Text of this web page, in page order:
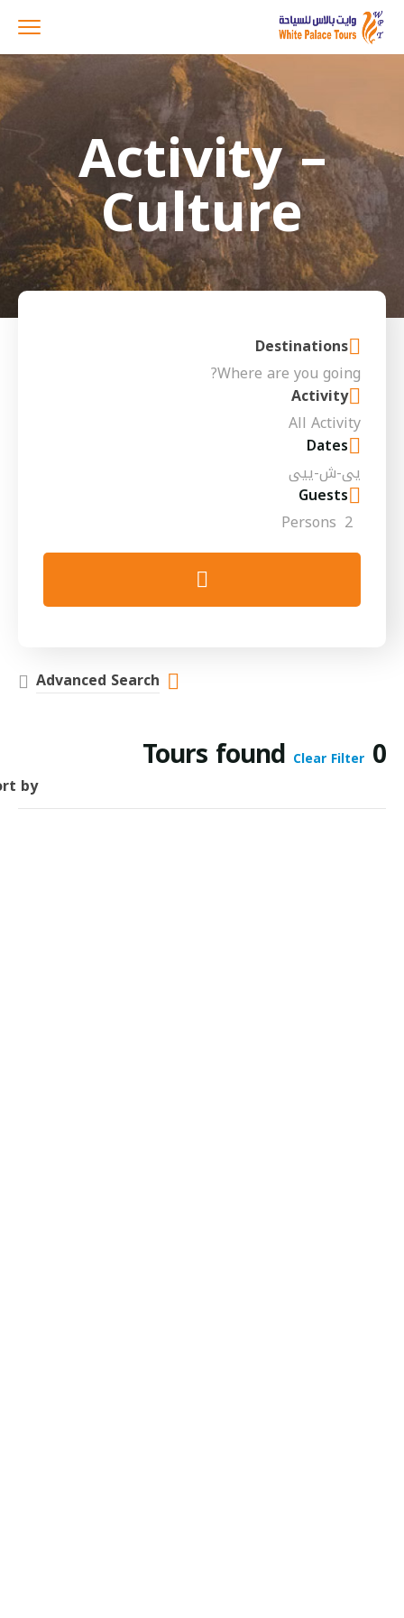
Activity –
Culture
Destinations
Activity
Dates
Guests
2
Persons
Advanced Search
0
Tours found Clear Filter